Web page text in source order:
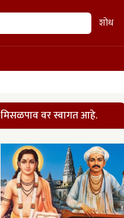
शोध
मिसळपाव वर स्वागत आहे.